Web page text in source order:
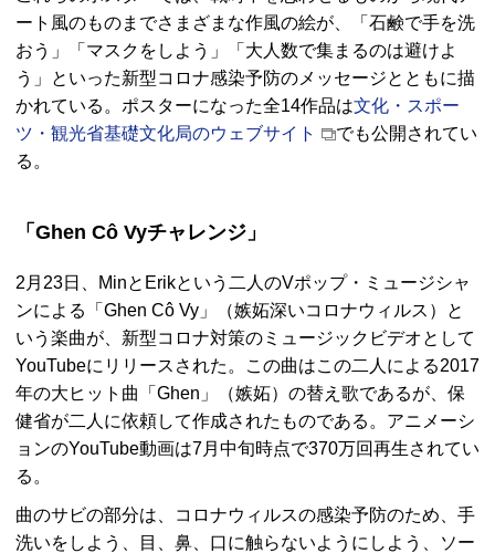
ート風のものまでさまざまな作風の絵が、「石鹸で手を洗
おう」「マスクをしよう」「大人数で集まるのは避けよ
う」といった新型コロナ感染予防のメッセージとともに描
かれている。ポスターになった全14作品は文化・スポー
ツ・観光省基礎文化局のウェブサイト
でも公開されてい
る。
「Ghen Cô Vyチャレンジ」
2月23日、MinとErikという二人のVポップ・ミュージシャ
ンによる「Ghen Cô Vy」（嫉妬深いコロナウィルス）と
いう楽曲が、新型コロナ対策のミュージックビデオとして
YouTubeにリリースされた。この曲はこの二人による2017
年の大ヒット曲「Ghen」（嫉妬）の替え歌であるが、保
健省が二人に依頼して作成されたものである。アニメーシ
ョンのYouTube動画は7月中旬時点で370万回再生されてい
る。
曲のサビの部分は、コロナウィルスの感染予防のため、手
洗いをしよう、目、鼻、口に触らないようにしよう、ソー